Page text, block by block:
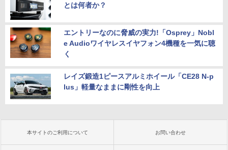
とは何者か？
エントリーなのに脅威の実力!「Osprey」Nobl
e Audioワイヤレスイヤフォン4機種を一気に聴
く
レイズ鍛造1ピースアルミホイール「CE28 N-p
lus」軽量なままに剛性を向上
本サイトのご利用について お問い合わせ